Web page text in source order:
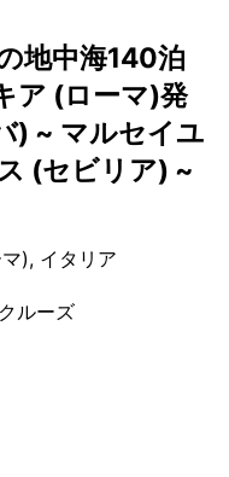
地中海140泊
ア (ローマ)発
) ~ マルセイユ
(セビリア) ~
), イタリア
ルーズ